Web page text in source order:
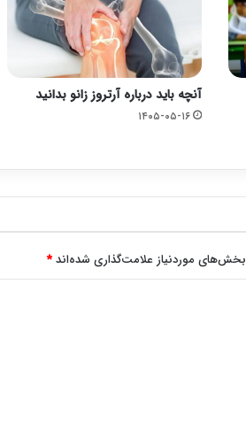
آنچه باید درباره آرتروز زانو بدانید
۱۴۰۵-۰۵-۱۶
بخش‌های موردنیاز علامت‌گذاری شده‌اند*